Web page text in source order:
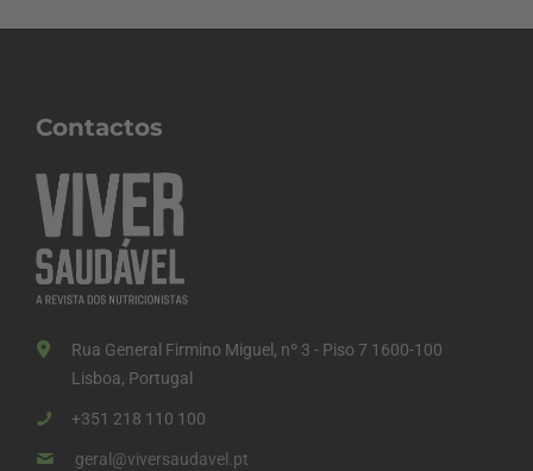
Contactos
Rua General Firmino Miguel, nº 3 - Piso 7 1600-100
Lisboa, Portugal
+351 218 110 100
geral@viversaudavel.pt